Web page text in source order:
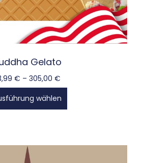
Gelato
€ – 305,00 €
wählen